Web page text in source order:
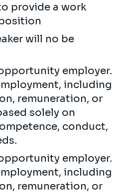
provide a work
will no be
employer.
including
remuneration, or
solely on
conduct,
employer.
including
remuneration, or